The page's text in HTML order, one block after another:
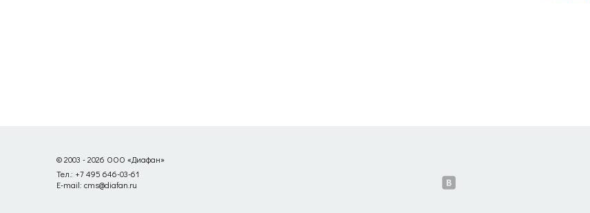
© 2003 - 2026 ООО «Диафан»
Тел.: +7 495 646-03-61
E-mail: cms@diafan.ru